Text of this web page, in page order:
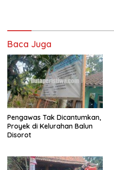
Baca Juga
Pengawas Tak Dicantumkan,
Proyek di Kelurahan Balun
Disorot